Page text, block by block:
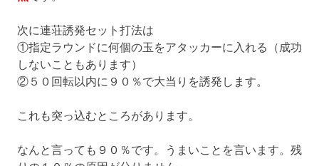
次に連荘誘発セット打法は
①指定ラウンドに何個の玉をアタッカーに入れる（成功
しないこともあります）
②５０回転以内に９０％で大当りを誘発します。
これも突っ込むところがあります。
なんと言っても９０％です。うまいことを言います。残